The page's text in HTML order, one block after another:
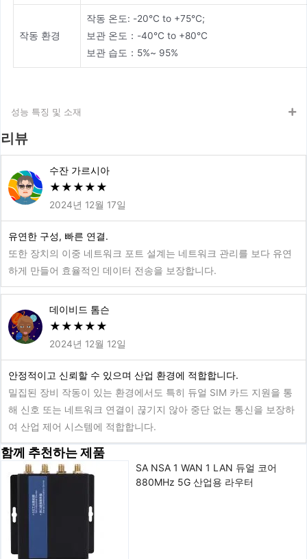
작동 환경
작동 온도: -20°C to +75°C;
보관 온도：-40°C to +80°C
보관 습도：5%~ 95%
성능 특징 및 소재
리뷰
수잔 가르시아
★ ★ ★ ★ ★
2024년 12월 17일
유연한 구성, 빠른 연결.
또한 장치의 이중 네트워크 포트 설계는 네트워크 관리를 보다 유연
하게 만들어 효율적인 데이터 전송을 보장합니다.
데이비드 톰슨
★ ★ ★ ★ ★
2024년 12월 12일
안정적이고 신뢰할 수 있으며 산업 환경에 적합합니다.
밀집된 장비 작동이 있는 환경에서도 특히 듀얼 SIM 카드 지원을 통
해 신호 또는 네트워크 연결이 끊기지 않아 중단 없는 통신을 보장하
여 산업 제어 시스템에 적합합니다.
함께 추천하는 제품
SA NSA 1 WAN 1 LAN 듀얼 코어
880MHz 5G 산업용 라우터